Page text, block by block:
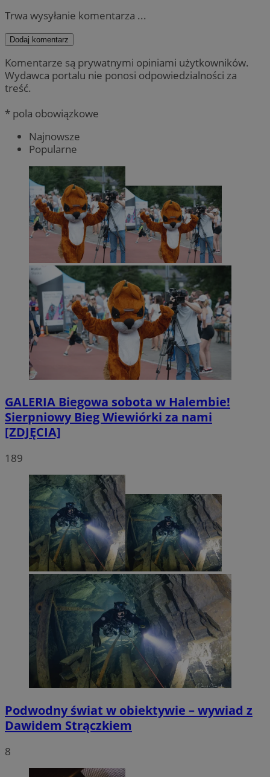
Trwa wysyłanie komentarza ...
Dodaj komentarz
Komentarze są prywatnymi opiniami użytkowników.
Wydawca portalu nie ponosi odpowiedzialności za
treść.
* pola obowiązkowe
Najnowsze
Popularne
GALERIA Biegowa sobota w Halembie!
Sierpniowy Bieg Wiewiórki za nami
[ZDJĘCIA]
189
Podwodny świat w obiektywie – wywiad z
Dawidem Strączkiem
8